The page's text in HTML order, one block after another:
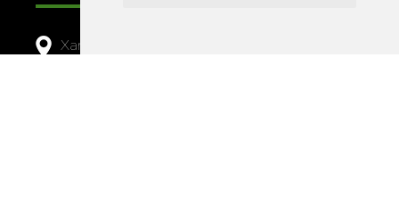
Xarxa Vives d'Universitats